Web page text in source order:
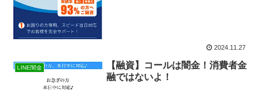
2024.11.27
LINE闇金
【融資】コールは闇金！消費者金
融ではないよ！